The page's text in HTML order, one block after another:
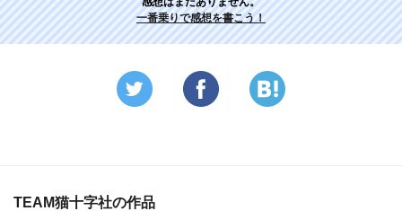
一番乗りで感想を書こう！
TEAM猫十字社の作品